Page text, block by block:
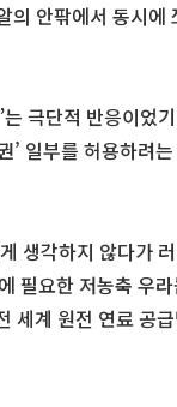
안팎에서 동시
극단적 반응이었
’ 일부를 허용하려
생각하지 않다가
필요한 저농축 우
세계 원전 연료 공